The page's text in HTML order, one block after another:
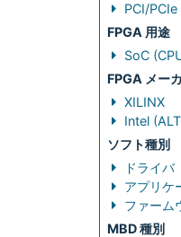
PCI/PCIe
FPGA 用途
SoC
FPGA メーカ
XILINX
Intel
ソフト種別
ドライバ
アプリケ
ファーム
MBD 種別